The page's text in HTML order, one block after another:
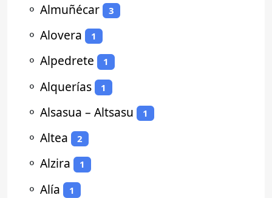
⚬ Almuñécar 3
⚬ Alovera 1
⚬ Alpedrete 1
⚬ Alquerías 1
⚬ Alsasua – Altsasu 1
⚬ Altea 2
⚬ Alzira 1
⚬ Alía 1